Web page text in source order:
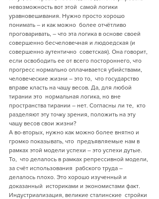
невозможность вот этой  самой логики
уравновешивания. Нужно просто хорошо
понимать – и как можно  более отчётливо
проговаривать, – что эта логика в основе своей
совершенно бесчеловечная и людоедская (и
совершенно аутентично  советская). Она говорит,
если освободить ее от всего постороннего, что
прогресс нормально оплачивается убийствами,
человеческие жизни – это то,  что государство
вправе класть на чашу весов. Да, для любой
тирании это  нормальная логика, но вне
пространства тирании – нет. Согласны ли те,  кто
разделяют эту точку зрения, положить на эту
чашу весов свои жизни?
А во-вторых, нужно как можно более внятно и
громко показывать, что  предъявляемые нам в
рамках этой модели успехи – это успехи дутые.
То,  что делалось в рамках репрессивной модели,
за счёт использования  рабского труда –
делалось плохо. Это хорошо изученный и
доказанный  историками и экономистами факт.
Индустриализация, великие сталинские  стройки